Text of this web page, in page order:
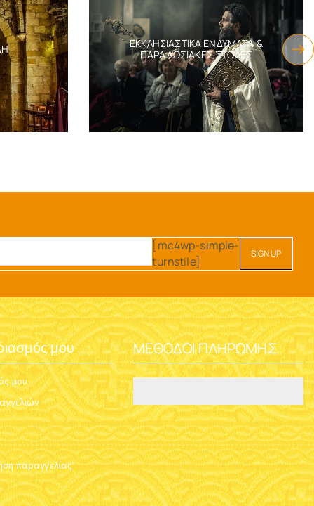
ΕΚΚΛΗΣΙΑΣΤΙΚΆ ΕΝΔΎΜΑΤΑ &
ΠΑΡΑΔΟΣΙΑΚΈΣ ΣΤΟΛΈΣ
[mc4wp-simple-
turnstile]
μου
μου
παραγγελίας
ΜΈΘΟΔΟΙ ΠΛΗΡΩΜΉΣ